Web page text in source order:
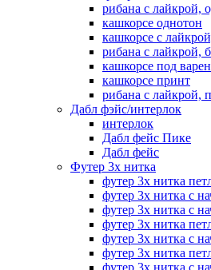
рибана с лайкрой,
кашкорсе однотон
кашкорсе с
рибана с лайкрой,
кашкорсе под
кашкорсе принт
рибана с лайкрой,
Дабл фэйс/интерлок
интерлок
Дабл фейс Пике
Дабл фейс
Футер 3х нитка
футер 3х нитка
футер 3х нитка с
футер 3х нитка с
футер 3х нитка
футер 3х нитка с
футер 3х нитка